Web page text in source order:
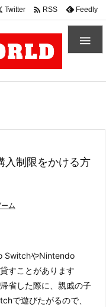

Twitter  RSS Feedly
制限をかける方
ム
SwitchやNintendo
すことがあります
省した際に、親戚の子
で遊びたがるので、